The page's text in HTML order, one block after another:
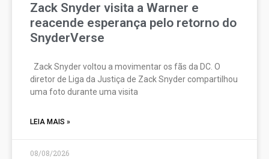
Zack Snyder visita a Warner e
reacende esperança pelo retorno do
SnyderVerse
Zack Snyder voltou a movimentar os fãs da DC. O
diretor de Liga da Justiça de Zack Snyder compartilhou
uma foto durante uma visita
LEIA MAIS »
08/08/2026